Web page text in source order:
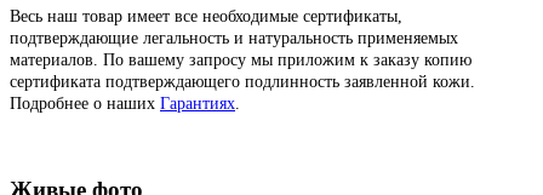
Весь наш товар имеет все необходимые сертификаты,
подтверждающие легальность и натуральность применяемых
материалов. По вашему запросу мы приложим к заказу копию
сертификата подтверждающего подлинность заявленной кожи.
Подробнее о наших Гарантиях